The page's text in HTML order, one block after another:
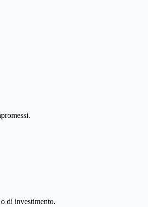
di investimento.